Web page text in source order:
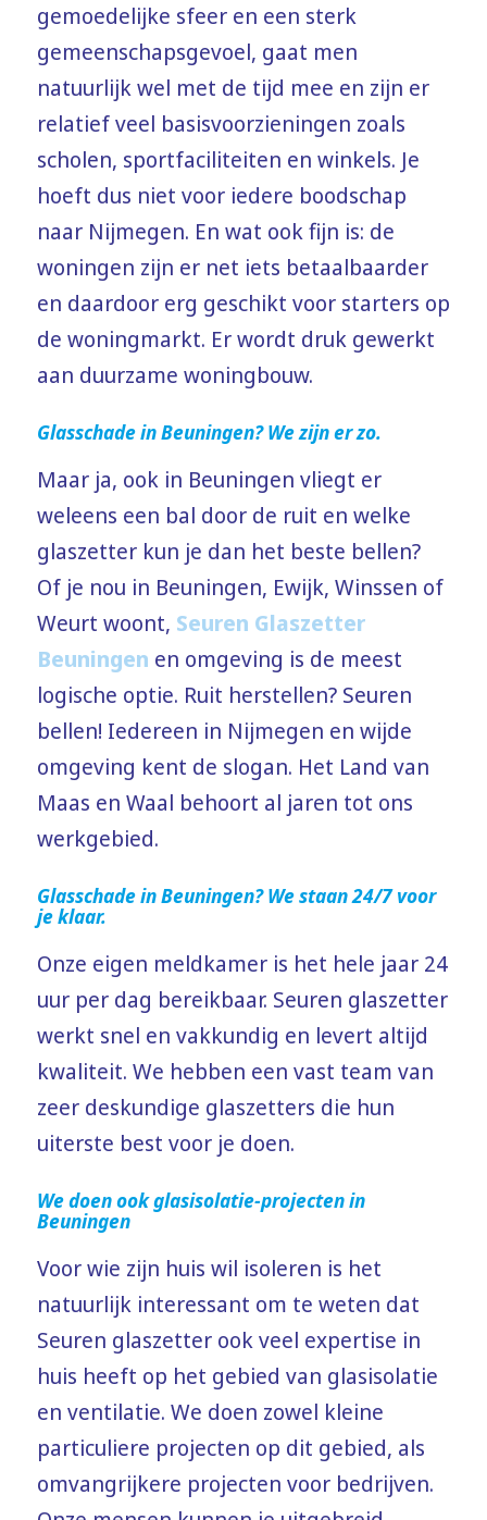
gemoedelijke sfeer en een sterk
gemeenschapsgevoel, gaat men
natuurlijk wel met de tijd mee en zijn er
relatief veel basisvoorzieningen zoals
scholen, sportfaciliteiten en winkels. Je
hoeft dus niet voor iedere boodschap
naar Nijmegen. En wat ook fijn is: de
woningen zijn er net iets betaalbaarder
en daardoor erg geschikt voor starters op
de woningmarkt. Er wordt druk gewerkt
aan duurzame woningbouw.
Glasschade in Beuningen? We zijn er zo.
Maar ja, ook in Beuningen vliegt er
weleens een bal door de ruit en welke
glaszetter kun je dan het beste bellen?
Of je nou in Beuningen, Ewijk, Winssen of
Weurt woont, Seuren Glaszetter
Beuningen en omgeving is de meest
logische optie. Ruit herstellen? Seuren
bellen! Iedereen in Nijmegen en wijde
omgeving kent de slogan. Het Land van
Maas en Waal behoort al jaren tot ons
werkgebied.
Glasschade in Beuningen? We staan 24/7 voor
je klaar.
Onze eigen meldkamer is het hele jaar 24
uur per dag bereikbaar. Seuren glaszetter
werkt snel en vakkundig en levert altijd
kwaliteit. We hebben een vast team van
zeer deskundige glaszetters die hun
uiterste best voor je doen.
We doen ook glasisolatie-projecten in
Beuningen
Voor wie zijn huis wil isoleren is het
natuurlijk interessant om te weten dat
Seuren glaszetter ook veel expertise in
huis heeft op het gebied van glasisolatie
en ventilatie. We doen zowel kleine
particuliere projecten op dit gebied, als
omvangrijkere projecten voor bedrijven.